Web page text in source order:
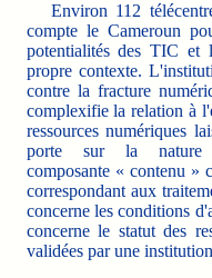
Environ 112
compte le Cameroun
potentialités des TIC et
propre contexte.
contre la fracture
complexifie la relation à
ressources numériques
porte sur la nature
composante « contenu »
correspondant aux
concerne les conditions
concerne le statut des
validées par une